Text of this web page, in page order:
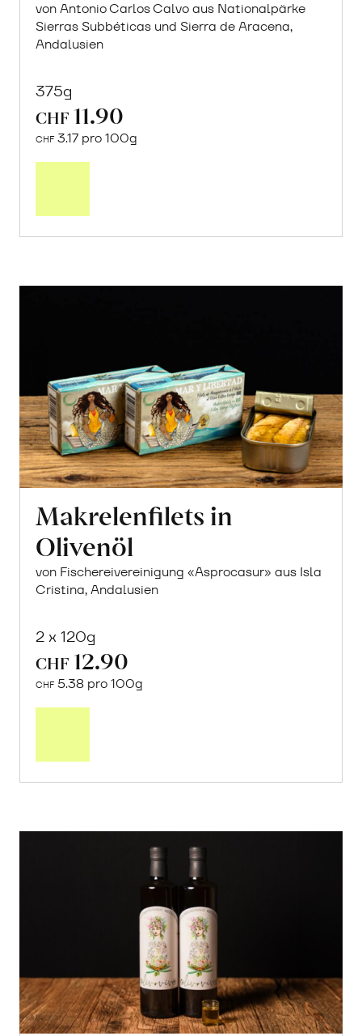
von Antonio Carlos Calvo aus Nationalpärke
Sierras Subbéticas und Sierra de Aracena,
Andalusien
375g
CHF 11.90
CHF 3.17 pro 100g
Makrelenfilets in
Olivenöl
von Fischereivereinigung «Asprocasur» aus Isla
Cristina, Andalusien
2 x 120g
CHF 12.90
CHF 5.38 pro 100g